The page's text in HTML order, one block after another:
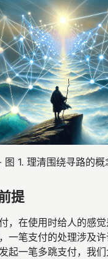
图 1. 理清围绕寻路的
提
，在使用时给人的感
一笔支付的处理涉及
起一笔多跳支付，我